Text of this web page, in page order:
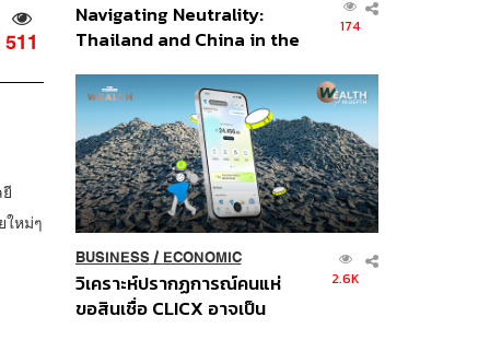
511
ใหม่ๆ
Navigating Neutrality:
Thailand and China in the
Order
174
BUSINESS/ ECONOMIC
วิเคราะห์ปรากฏการณ์คนแห่
ขอสินเชื่อ CLICX อาจเป็น
2.6K